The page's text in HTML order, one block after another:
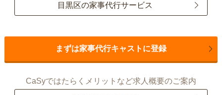
目黒区の家事代行サービス
まずは家事代行キャストに登録
CaSyではたらくメリットなど求人概要のご案内